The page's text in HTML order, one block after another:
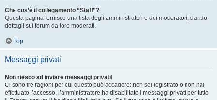
Che cos’è il collegamento “Staff”?
Questa pagina fornisce una lista degli amministratori e dei moderatori, dando
dettagli sui forum da loro moderati.
Top
Messaggi privati
Non riesco ad inviare messaggi privati!
Ci sono tre ragioni per cui questo può accadere: non sei registrato o non hai
effettuato l’accesso, l’amministratore ha disabilitato i messaggi privati per tutto